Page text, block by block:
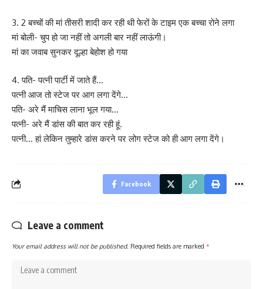
3. 2 बच्चों की मां तीसरी शादी कर रही थी फेरों के टाइम एक बच्चा रोने लगा
मां बोली- चुप हो जा नहीं तो अगली बार नहीं लाऊंगी।
मां का जवाब सुनकर दूल्हा बेहोश हो गया
4. पति- पत्नी पार्टी में जाते हैं…
पत्नी आज तो स्टेज पर आग लगा देंगे…
पति- अरे मैं माचिस लाना भूल गया…
पत्नी- अरे मैं डांस की बात कर रही हूं.
पत्नी… हां लेकिन तुम्हारे डांस करने पर लोग स्टेज को ही आग लगा देंगे।
Facebook
Leave a comment
Your email address will not be published. Required fields are marked *